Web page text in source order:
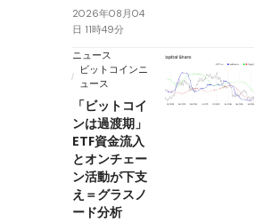
2026年08月04
日 11時49分
ニュース
ビットコインニ
ュース
「ビットコイ
ンは過渡期」
ETF資金流入
とオンチェー
ン活動が下支
え＝グラスノ
ード分析